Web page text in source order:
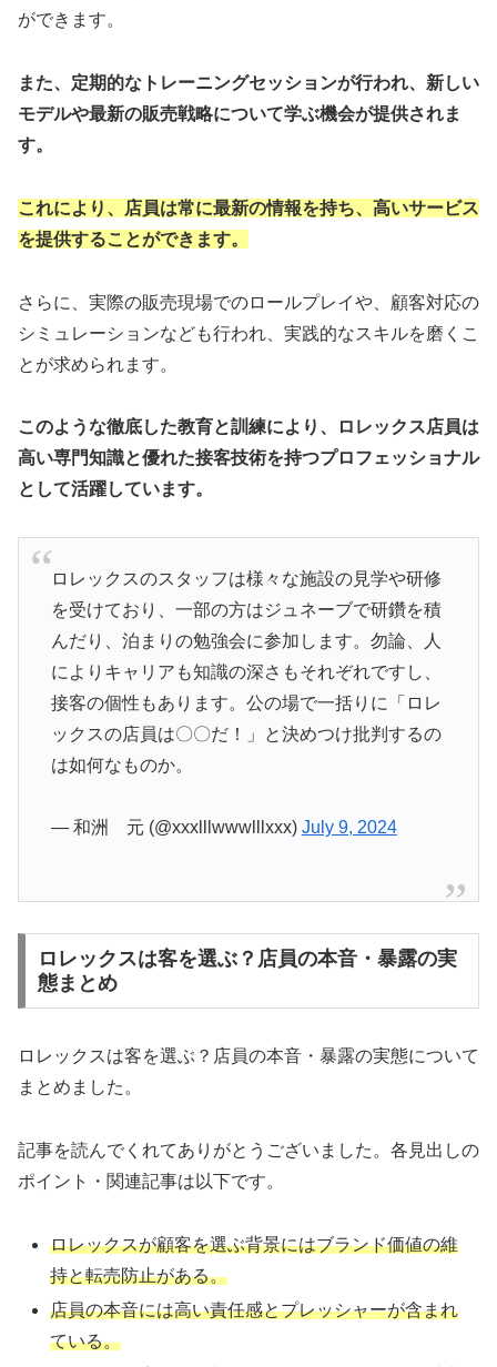
ができます。
また、定期的なトレーニングセッションが行われ、新しい
モデルや最新の販売戦略について学ぶ機会が提供されま
す。
これにより、店員は常に最新の情報を持ち、高いサービス
を提供することができます。
さらに、実際の販売現場でのロールプレイや、顧客対応の
シミュレーションなども行われ、実践的なスキルを磨くこ
とが求められます。
このような徹底した教育と訓練により、ロレックス店員は
高い専門知識と優れた接客技術を持つプロフェッショナル
として活躍しています。
ロレックスのスタッフは様々な施設の見学や研修
を受けており、一部の方はジュネーブで研鑽を積
んだり、泊まりの勉強会に参加します。勿論、人
によりキャリアも知識の深さもそれぞれですし、
接客の個性もあります。公の場で一括りに「ロレ
ックスの店員は〇〇だ！」と決めつけ批判するの
は如何なものか。
— 和洲 元 (@xxxlllwwwlllxxx) July 9, 2024
ロレックスは客を選ぶ？店員の本音・暴露の実
態まとめ
ロレックスは客を選ぶ？店員の本音・暴露の実態について
まとめました。
記事を読んでくれてありがとうございました。各見出しの
ポイント・関連記事は以下です。
ロレックスが顧客を選ぶ背景にはブランド価値の維
持と転売防止がある。
店員の本音には高い責任感とプレッシャーが含まれ
ている。